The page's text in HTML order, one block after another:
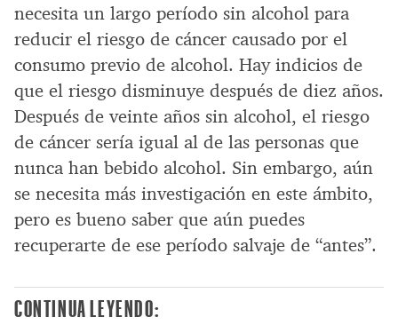
necesita un largo período sin alcohol para
reducir el riesgo de cáncer causado por el
consumo previo de alcohol. Hay indicios de
que el riesgo disminuye después de diez años.
Después de veinte años sin alcohol, el riesgo
de cáncer sería igual al de las personas que
nunca han bebido alcohol. Sin embargo, aún
se necesita más investigación en este ámbito,
pero es bueno saber que aún puedes
recuperarte de ese período salvaje de “antes”.
CONTINUA LEYENDO: